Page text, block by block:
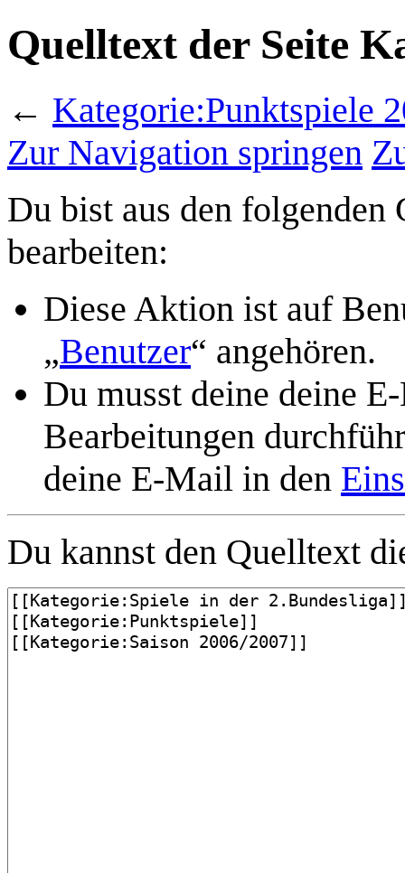
Quelltext der Seite
← Kategorie:Punktspiele
Zur Navigation springen
Du bist aus den folgenden
bearbeiten:
Diese Aktion ist auf
„Benutzer“ angehören.
Du musst deine deine
Bearbeitungen
deine E-Mail in den
Du kannst den Quelltext